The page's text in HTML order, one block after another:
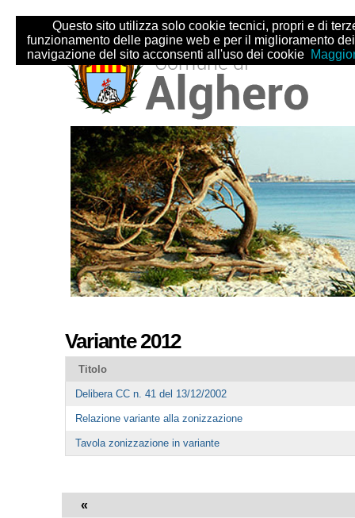
ai
contenuti.
Salta
alla
navigazione
personali
Sezioni
Variante 2012
Titolo
Delibera CC n. 41 del 13/12/2002
Relazione variante alla zonizzazione
Tavola zonizzazione in variante
«
Questo sito utilizza solo cookie tecnici, propri e di
funzionamento delle pagine web e per il miglioramento
navigazione del sito acconsenti all'uso dei cookie